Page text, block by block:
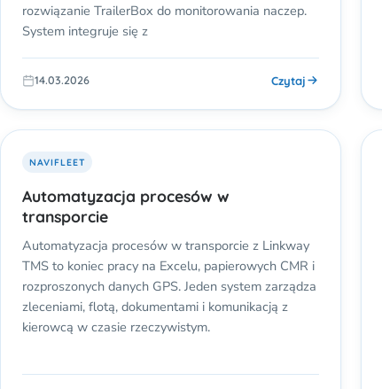
rozwiązanie TrailerBox do monitorowania naczep.
System integruje się z
14.03.2026 Czytaj
NAVIFLEET
Automatyzacja procesów w
transporcie
Automatyzacja procesów w transporcie z Linkway
TMS to koniec pracy na Excelu, papierowych CMR i
rozproszonych danych GPS. Jeden system zarządza
zleceniami, flotą, dokumentami i komunikacją z
kierowcą w czasie rzeczywistym.